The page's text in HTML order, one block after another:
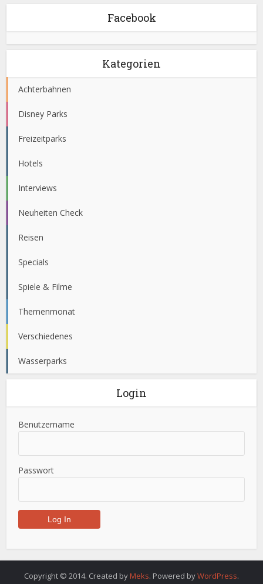
Facebook
Kategorien
Achterbahnen
Disney Parks
Freizeitparks
Hotels
Interviews
Neuheiten Check
Reisen
Specials
Spiele & Filme
Themenmonat
Verschiedenes
Wasserparks
Login
Benutzername
Passwort
Copyright © 2014. Created by Meks. Powered byWordPress.